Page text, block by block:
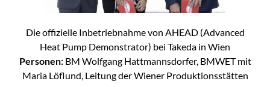
Die offizielle Inbetriebnahme von AHEAD (Advanced
Heat Pump Demonstrator) bei Takeda in Wien
Personen: BM Wolfgang Hattmannsdorfer, BMWET mit
Maria Löflund, Leitung der Wiener Produktionsstätten